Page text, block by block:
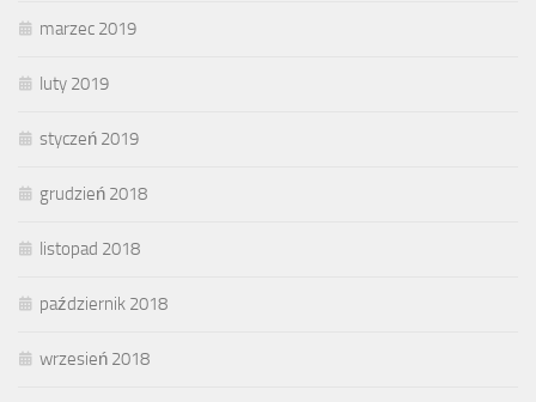
marzec 2019
luty 2019
styczeń 2019
grudzień 2018
listopad 2018
październik 2018
wrzesień 2018